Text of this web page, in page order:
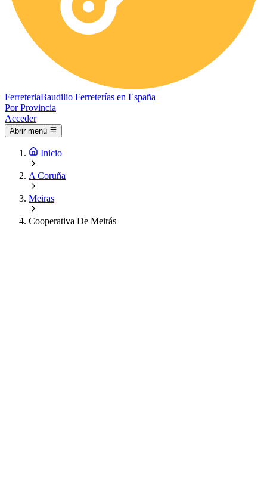
FerreteriaBaudilio Ferreterías en España
Por Provincia
Acceder
Abrir menú
Inicio
A Coruña
Meiras
Cooperativa De Meirás